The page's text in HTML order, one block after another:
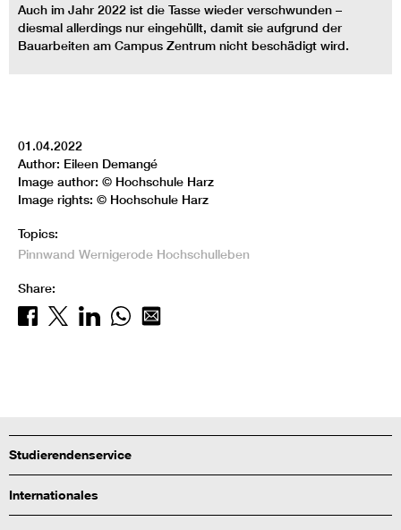
Auch im Jahr 2022 ist die Tasse wieder verschwunden –
diesmal allerdings nur eingehüllt, damit sie aufgrund der
Bauarbeiten am Campus Zentrum nicht beschädigt wird.
01.04.2022
Author: Eileen Demangé
Image author: © Hochschule Harz
Image rights: © Hochschule Harz
Topics:
Pinnwand Wernigerode Hochschulleben
Share:
Studierendenservice
Internationales